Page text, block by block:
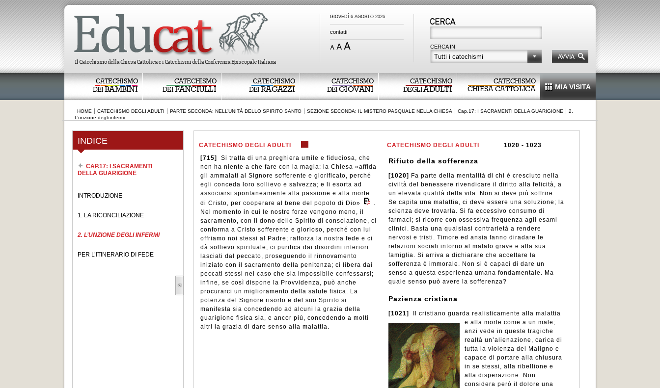
GIOVEDÍ 6 AGOSTO 2026
contatti
CERCA IN:
Tutti i catechismi
CATECHISMO
DEIBAMBINI
CATECHISMO
DEIFANCIULLI
CATECHISMO
DEIRAGAZZI
CATECHISMO
DEIGIOVANI
CATECHISMO
DEGLIADULTI
CATECHISMO
CHIESA CATTOLICA MIA VISITA
HOME CATECHISMO DEGLI ADULTI PARTE SECONDA: NELL’UNITÀ DELLO SPIRITO SANTO SEZIONE SECONDA: IL MISTERO PASQUALE NELLA CHIESA Cap.17: I SACRAMENTI DELLA GUARIGIONE
2.
L’unzione degli infermi
INDICE
CAP.17: I SACRAMENTI
DELLA GUARIGIONE
INTRODUZIONE
1. LA RICONCILIAZIONE
2. L’UNZIONE DEGLI INFERMI
PER L’ITINERARIO DI FEDE
CATECHISMO DEGLI ADULTI
[715]
Si tratta di una preghiera umile e fiduciosa, che
non ha niente a che fare con la magia: la Chiesa «affida
gli ammalati al Signore sofferente e glorificato, perché
egli conceda loro sollievo e salvezza; e li esorta ad
associarsi spontaneamente alla passione e alla morte
di Cristo, per cooperare al bene del popolo di Dio»
.
Nel momento in cui le nostre forze vengono meno, il
sacramento, con il dono dello Spirito di consolazione, ci
conforma a Cristo sofferente e glorioso, perché con lui
offriamo noi stessi al Padre; rafforza la nostra fede e ci
dà sollievo spirituale; ci purifica dai disordini interiori
lasciati dal peccato, proseguendo il rinnovamento
iniziato con il sacramento della penitenza; ci libera dai
peccati stessi nel caso che sia impossibile confessarsi;
infine, se così dispone la Provvidenza, può anche
procurarci un miglioramento della salute fisica. La
potenza del Signore risorto e del suo Spirito si
manifesta sia concedendo ad alcuni la grazia della
guarigione fisica sia, e ancor più, concedendo a molti
altri la grazia di dare senso alla malattia.
CATECHISMO DEGLI ADULTI 1020 - 1023
Rifiuto della sofferenza
[1020]
Fa parte della mentalità di chi è cresciuto nella
civiltà del benessere rivendicare il diritto alla felicità, a
un’elevata qualità della vita. Non si deve più soffrire.
Se capita una malattia, ci deve essere una soluzione; la
scienza deve trovarla. Si fa eccessivo consumo di
farmaci; si ricorre con ossessiva frequenza agli esami
clinici. Basta una qualsiasi contrarietà a rendere
nervosi e tristi. Timore ed ansia fanno diradare le
relazioni sociali intorno al malato grave e alla sua
famiglia. Si arriva a dichiarare che accettare la
sofferenza è immorale. Non si è capaci di dare un
senso a questa esperienza umana fondamentale. Ma
quale senso può avere la sofferenza?
Pazienza cristiana
[1021]
Il cristiano guarda realisticamente alla malattia
e alla morte come a un male;
anzi vede in queste tragiche
realtà un’alienazione, carica di
tutta la violenza del Maligno e
capace di portare alla chiusura
in se stessi, alla ribellione e
alla disperazione. Non
considera però il dolore una